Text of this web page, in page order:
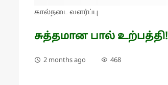
கால்நடை வளர்ப்பு
சுத்தமான பால் உற்பத்தி!
2 months ago 468